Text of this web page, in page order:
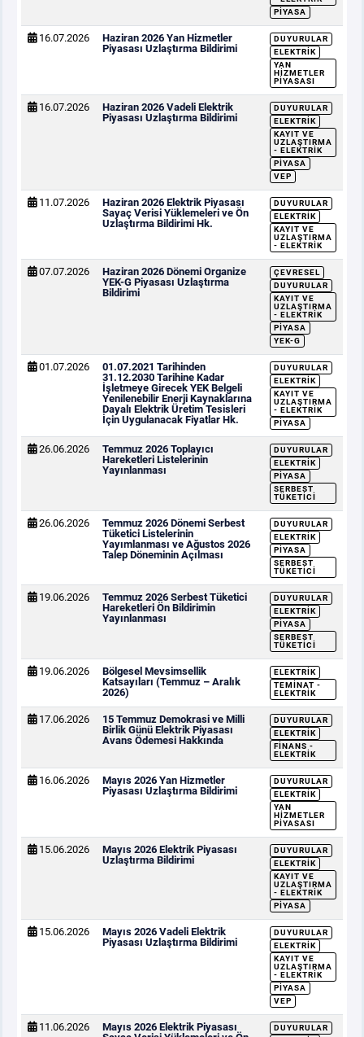
PIYASA
16.07.2026
Haziran 2026 Yan Hizmetler
Piyasası Uzlaştırma Bildirimi
DUYURULAR
ELEKTRIK
YAN
HIZMETLER
PIYASASI
16.07.2026
Haziran 2026 Vadeli Elektrik
Piyasası Uzlaştırma Bildirimi
DUYURULAR
ELEKTRIK
KAYIT VE
UZLAŞTIRMA
- ELEKTRIK
PIYASA
VEP
11.07.2026
Haziran 2026 Elektrik Piyasası
Sayaç Verisi Yüklemeleri ve Ön
Uzlaştırma Bildirimi Hk.
DUYURULAR
ELEKTRIK
KAYIT VE
UZLAŞTIRMA
- ELEKTRIK
07.07.2026
Haziran 2026 Dönemi Organize
YEK-G Piyasası Uzlaştırma
Bildirimi
ÇEVRESEL
DUYURULAR
KAYIT VE
UZLAŞTIRMA
- ELEKTRIK
PIYASA
YEK-G
01.07.2026
01.07.2021 Tarihinden
31.12.2030 Tarihine Kadar
İşletmeye Girecek YEK Belgeli
Yenilenebilir Enerji Kaynaklarına
Dayalı Elektrik Üretim Tesisleri
İçin Uygulanacak Fiyatlar Hk.
DUYURULAR
ELEKTRIK
KAYIT VE
UZLAŞTIRMA
- ELEKTRIK
PIYASA
26.06.2026
Temmuz 2026 Toplayıcı
Hareketleri Listelerinin
Yayınlanması
DUYURULAR
ELEKTRIK
PIYASA
SERBEST
TÜKETICI
26.06.2026
Temmuz 2026 Dönemi Serbest
Tüketici Listelerinin
Yayımlanması ve Ağustos 2026
Talep Döneminin Açılması
DUYURULAR
ELEKTRIK
PIYASA
SERBEST
TÜKETICI
19.06.2026
Temmuz 2026 Serbest Tüketici
Hareketleri Ön Bildirimin
Yayınlanması
DUYURULAR
ELEKTRIK
PIYASA
SERBEST
TÜKETICI
19.06.2026
Bölgesel Mevsimsellik
Katsayıları (Temmuz – Aralık
2026)
ELEKTRIK
TEMINAT -
ELEKTRIK
17.06.2026
15 Temmuz Demokrasi ve Milli
Birlik Günü Elektrik Piyasası
Avans Ödemesi Hakkında
DUYURULAR
ELEKTRIK
FINANS -
ELEKTRIK
16.06.2026
Mayıs 2026 Yan Hizmetler
Piyasası Uzlaştırma Bildirimi
DUYURULAR
ELEKTRIK
YAN
HIZMETLER
PIYASASI
15.06.2026
Mayıs 2026 Elektrik Piyasası
Uzlaştırma Bildirimi
DUYURULAR
ELEKTRIK
KAYIT VE
UZLAŞTIRMA
- ELEKTRIK
PIYASA
15.06.2026
Mayıs 2026 Vadeli Elektrik
Piyasası Uzlaştırma Bildirimi
DUYURULAR
ELEKTRIK
KAYIT VE
UZLAŞTIRMA
- ELEKTRIK
PIYASA
VEP
11.06.2026
Mayıs 2026 Elektrik Piyasası
DUYURULAR